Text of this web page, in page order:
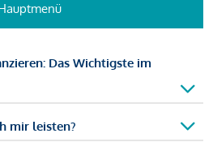
Das Wichtigste im
mir leisten?